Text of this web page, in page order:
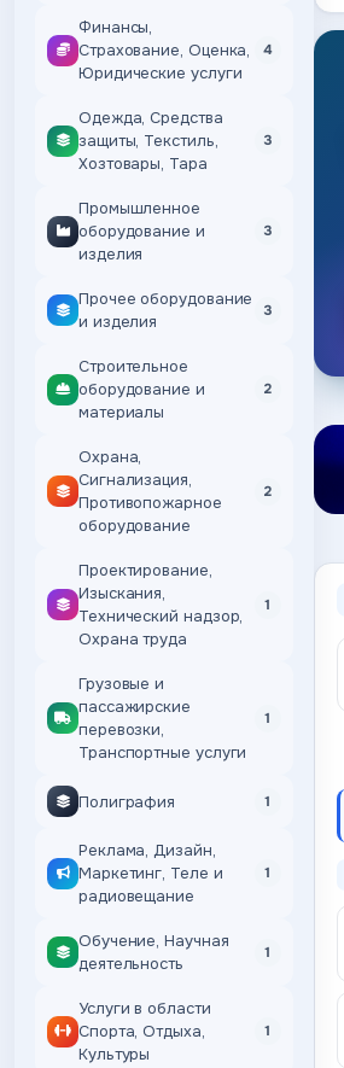
Финансы,
Страхование, Оценка,
Юридические услуги
4
Одежда, Средства
защиты, Текстиль,
Хозтовары, Тара
3
Промышленное
оборудование и
изделия
3
Прочее оборудование
и изделия
3
Строительное
оборудование и
материалы
2
Охрана,
Сигнализация,
Противопожарное
оборудование
2
Проектирование,
Изыскания,
Технический надзор,
Охрана труда
1
Грузовые и
пассажирские
перевозки,
Транспортные услуги
1
Полиграфия 1
Реклама, Дизайн,
Маркетинг, Теле и
радиовещание
1
Обучение, Научная
деятельность
1
Услуги в области
Спорта, Отдыха,
Культуры
1